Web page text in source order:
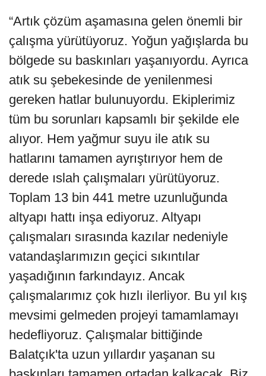
“Artık çözüm aşamasına gelen önemli bir
çalışma yürütüyoruz. Yoğun yağışlarda bu
bölgede su baskınları yaşanıyordu. Ayrıca
atık su şebekesinde de yenilenmesi
gereken hatlar bulunuyordu. Ekiplerimiz
tüm bu sorunları kapsamlı bir şekilde ele
alıyor. Hem yağmur suyu ile atık su
hatlarını tamamen ayrıştırıyor hem de
derede ıslah çalışmaları yürütüyoruz.
Toplam 13 bin 441 metre uzunluğunda
altyapı hattı inşa ediyoruz. Altyapı
çalışmaları sırasında kazılar nedeniyle
vatandaşlarımızın geçici sıkıntılar
yaşadığının farkındayız. Ancak
çalışmalarımız çok hızlı ilerliyor. Bu yıl kış
mevsimi gelmeden projeyi tamamlamayı
hedefliyoruz. Çalışmalar bittiğinde
Balatçık'ta uzun yıllardır yaşanan su